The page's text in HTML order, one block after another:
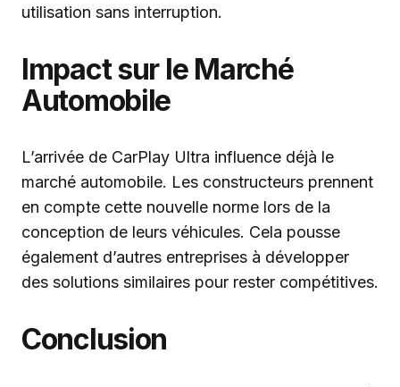
utilisation sans interruption.
Impact sur le Marché
Automobile
L’arrivée de CarPlay Ultra influence déjà le
marché automobile. Les constructeurs prennent
en compte cette nouvelle norme lors de la
conception de leurs véhicules. Cela pousse
également d’autres entreprises à développer
des solutions similaires pour rester compétitives.
Conclusion